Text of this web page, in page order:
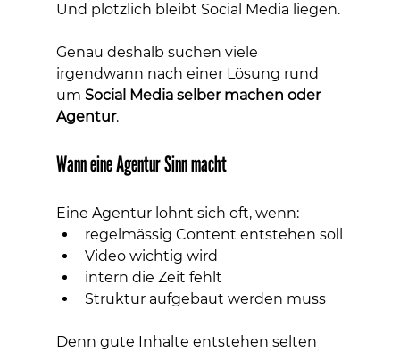
Und plötzlich bleibt Social Media liegen.
Genau deshalb suchen viele
irgendwann nach einer Lösung rund
um Social Media selber machen oder
Agentur.
Wann eine Agentur Sinn macht
Eine Agentur lohnt sich oft, wenn:
regelmässig Content entstehen soll
Video wichtig wird
intern die Zeit fehlt
Struktur aufgebaut werden muss
Denn gute Inhalte entstehen selten